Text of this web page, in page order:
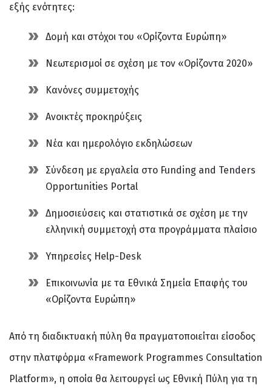
εξής ενότητες:
Δομή και στόχοι του «Ορίζοντα Ευρώπη»
Νεωτερισμοί σε σχέση με τον «Ορίζοντα 2020»
Κανόνες συμμετοχής
Ανοικτές προκηρύξεις
Νέα και ημερολόγιο εκδηλώσεων
Σύνδεση με εργαλεία στο Funding and Tenders
Opportunities Portal
Δημοσιεύσεις και στατιστικά σε σχέση με την
ελληνική συμμετοχή στα προγράμματα πλαίσιο
Υπηρεσίες Help-Desk
Επικοινωνία με τα Εθνικά Σημεία Επαφής του
«Ορίζοντα Ευρώπη»
Από τη διαδικτυακή πύλη θα πραγματοποιείται είσοδος
στην πλατφόρμα «Framework Programmes Consultation
Platform», η οποία θα λειτουργεί ως Εθνική Πύλη για τη